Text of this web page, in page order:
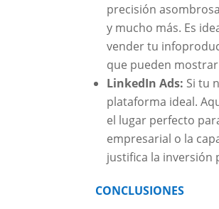
precisión
y mucho más. Es
vender tu
que pueden
LinkedIn Ads: Si tu
plataforma ideal.
el lugar perfecto
empresarial o la
justifica la inversión
CONCLUSIONES